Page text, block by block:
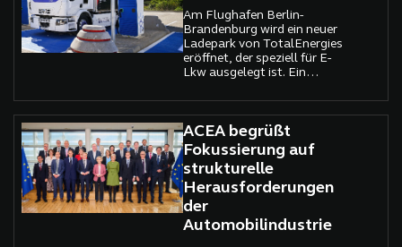
Am Flughafen Berlin-
Brandenburg wird ein neuer
Ladepark von TotalEnergies
eröffnet, der speziell für E-
Lkw ausgelegt ist. Ein
Elektromobilität im
Güterverkehr.
ACEA begrüßt
Fokussierung auf
strukturelle
Herausforderungen
der
Automobilindustrie